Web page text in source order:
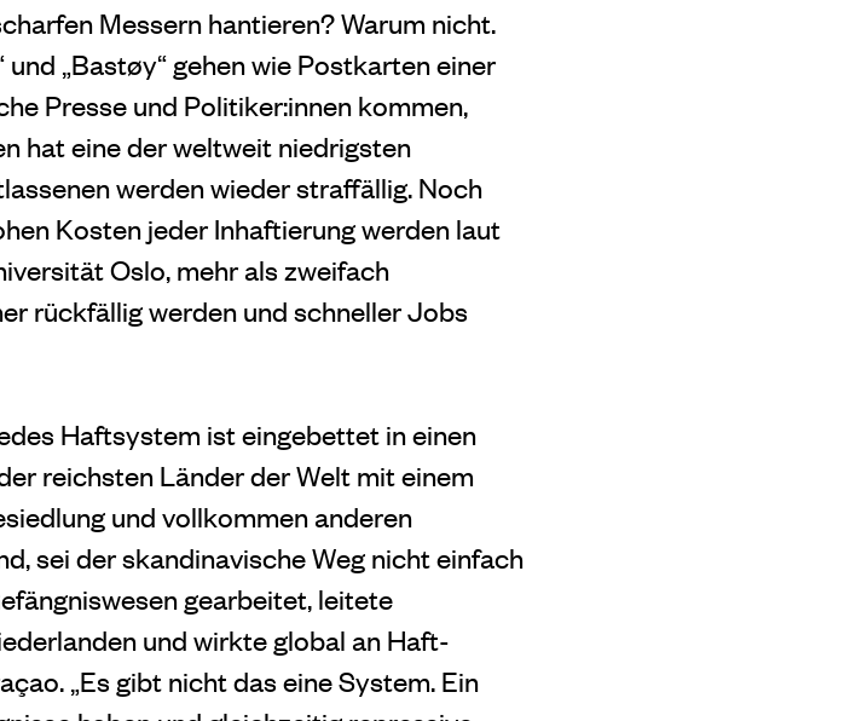
Messern hantieren? Warum nicht.
„Bastøy“ gehen wie Postkarten einer
Presse und Politiker:innen kommen,
hat eine der weltweit niedrigsten
werden wieder straffällig. Noch
Kosten jeder Inhaftierung werden laut
Oslo, mehr als zweifach
rückfällig werden und schneller Jobs
Haftsystem ist eingebettet in einen
reichsten Länder der Welt mit einem
und vollkommen anderen
sei der skandinavische Weg nicht einfach
gearbeitet, leitete
und wirkte global an Haft-
„Es gibt nicht das eine System. Ein